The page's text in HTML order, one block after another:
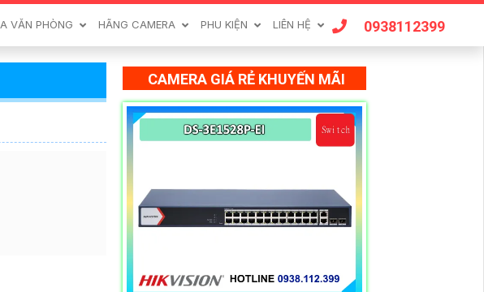
VĂN PHÒNG HÃNG CAMERA PHU KIỆN LIÊN HỆ 0938112399
CAMERA GIÁ RẺ KHUYẾN MÃI